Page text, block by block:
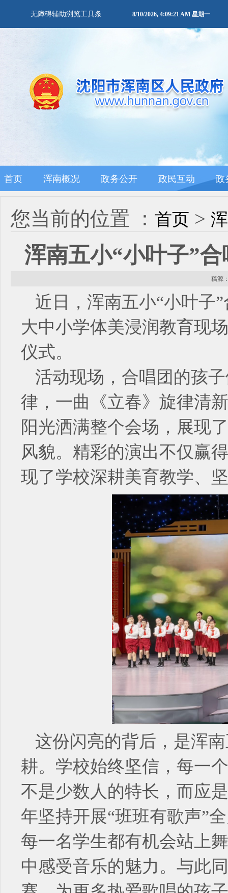
无障碍辅助浏览工具条 8/10/2026, 4:09:22 AM 星期一
首页 浑南概况 政务公开 政民互动 政
您当前的位置 ： 首页 >
浑南五小“小叶子”
稿源
近日，浑南五小“小叶子
大中小学体美浸润教育现
仪式。
活动现场，合唱团的孩
律，一曲《立春》旋律清
阳光洒满整个会场，展现
风貌。精彩的演出不仅赢
现了学校深耕美育教学、
这份闪亮的背后，是浑
耕。学校始终坚信，每一
不是少数人的特长，而应
年坚持开展“班班有歌声”
每一名学生都有机会站上
中感受音乐的魅力。与此